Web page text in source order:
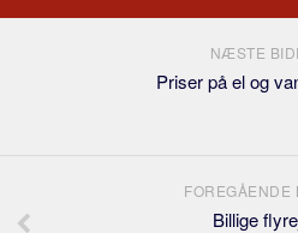
NÆSTE
Priser på el og
FOREGÅENDE
Billige